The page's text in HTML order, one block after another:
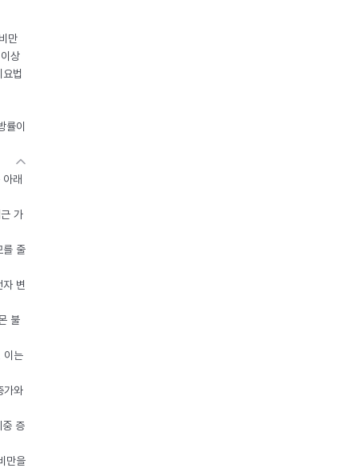
만
상
법
률이
래
가
를 줄
변
불
이는
가와
중 증
만을